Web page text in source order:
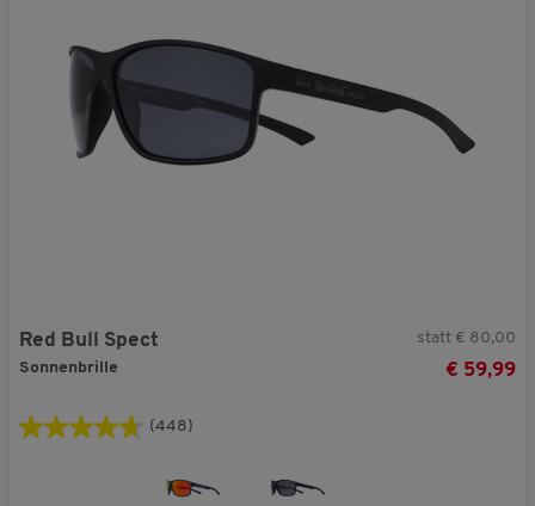
Red Bull Spect
Sonnenbrille
statt € 80,00
€ 59,99
(448)